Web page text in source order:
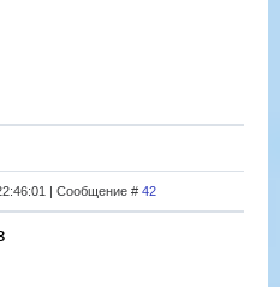
| Сообщение # 42